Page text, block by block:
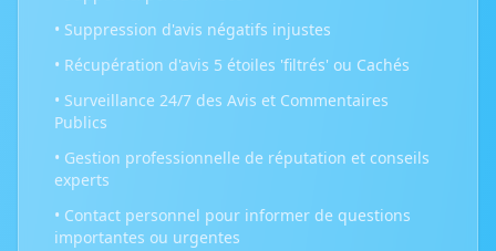
• Suppression d'avis négatifs injustes
• Récupération d'avis 5 étoiles 'filtrés' ou Cachés
• Surveillance 24/7 des Avis et Commentaires
Publics
• Gestion professionnelle de réputation et conseils
experts
• Contact personnel pour informer de questions
importantes ou urgentes